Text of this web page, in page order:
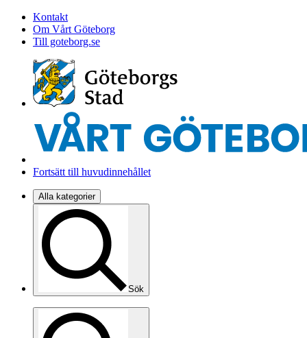
Kontakt
Om Vårt Göteborg
Till goteborg.se
Fortsätt till huvudinnehållet
Alla kategorier
Sök